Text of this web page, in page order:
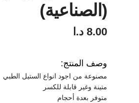
(الصناعية)
8.00 د.ا
وصف المنتج:
مصنوعة من اجود انواع الستيل الطبي
متينة وغير قابلة للكسر
متوفر بعدة أحجام